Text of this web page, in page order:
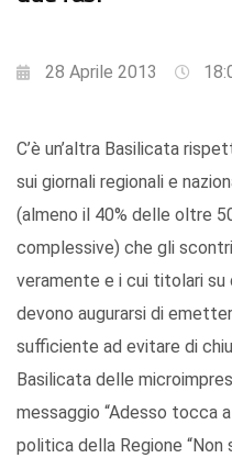
28 Aprile 2013
C’è un’altra Basilicata
sui giornali regionali e
(almeno il 40% delle oltre
complessive) che gli
veramente e i cui titolari su
devono augurarsi di
sufficiente ad evitare di
Basilicata delle
messaggio “Adesso tocca
politica della Regione “Non